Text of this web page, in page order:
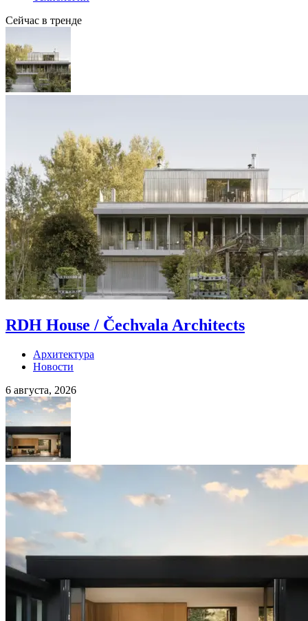
Сейчас в тренде
RDH House / Čechvala Architects
Архитектура
Новости
6 августа, 2026